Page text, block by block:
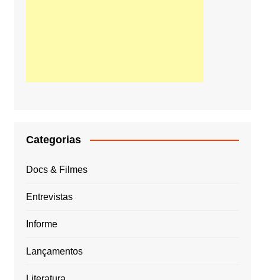
Categorias
Docs & Filmes
Entrevistas
Informe
Lançamentos